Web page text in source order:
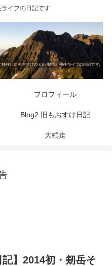
イフの日記です
プロフィール
Blog2 旧もおすけ日記
大縦走
記】2014初・剱岳そ